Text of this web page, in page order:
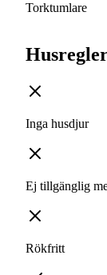
Torktumlare
Inga husdjur
Ej tillgänglig
Rökfritt